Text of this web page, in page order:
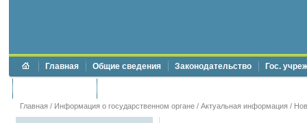
Главная Общие сведения Законодательство Гос.
Главная / Информация о государственном органе / Актуальная информация /